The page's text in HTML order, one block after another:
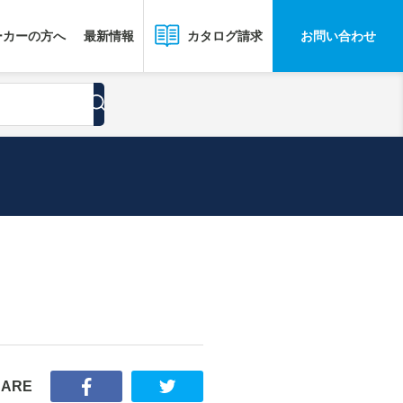
ーの方へ 最新情報 カタログ請求 お問い合わせ